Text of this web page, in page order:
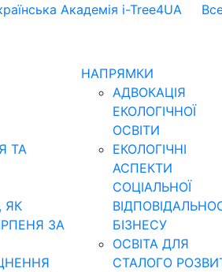
Академія i-Tree4UA
ТА
ЯК
ЗА
НАПРЯМКИ
АДВОКАЦІЯ
ЕКОЛОГІЧНОЇ
ОСВІТИ
ЕКОЛОГІЧНІ
АСПЕКТИ
СОЦІАЛЬНОЇ
БІЗНЕСУ
ОСВІТА ДЛЯ
СТАЛОГО